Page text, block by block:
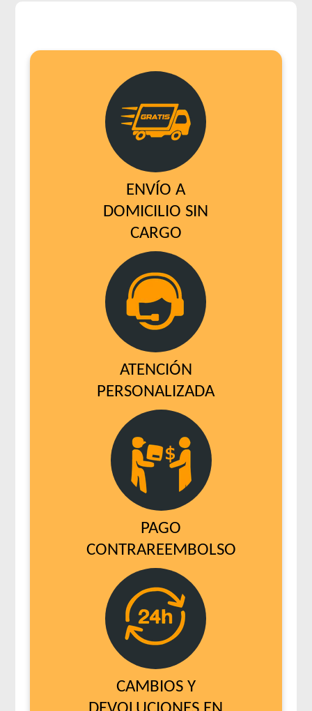
ENVÍO A
DOMICILIO SIN
CARGO
ATENCIÓN
PERSONALIZADA
PAGO
CONTRAREEMBOLSO
CAMBIOS Y